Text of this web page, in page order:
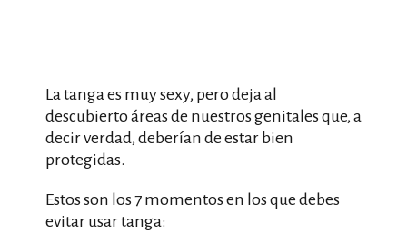
La tanga es muy sexy, pero deja al
descubierto áreas de nuestros genitales que, a
decir verdad, deberían de estar bien
protegidas.
Estos son los 7 momentos en los que debes
evitar usar tanga: